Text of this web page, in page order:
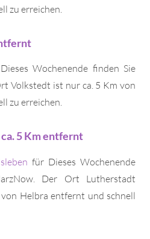
zu erreichen.
Wochenende finden Sie
Volkstedt ist nur ca. 5 Km von
zu erreichen.
5 Km entfernt
für Dieses Wochenende
Der Ort Lutherstadt
Helbra entfernt und schnell